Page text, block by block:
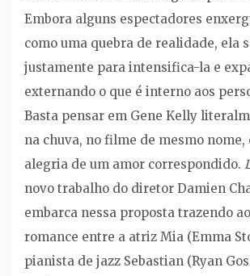
Embora alguns espectadores
como uma quebra de realidade, ela
justamente para intensifica-la e
externando o que é interno aos
Basta pensar em Gene Kelly
na chuva, no filme de mesmo
alegria de um amor correspondido.
novo trabalho do diretor Damien
embarca nessa proposta trazendo
romance entre a atriz Mia (Emma
pianista de jazz Sebastian (Ryan